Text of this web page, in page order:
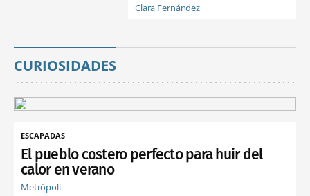
Clara Fernández
CURIOSIDADES
ESCAPADAS
El pueblo costero perfecto para huir del
calor en verano
Metrópoli